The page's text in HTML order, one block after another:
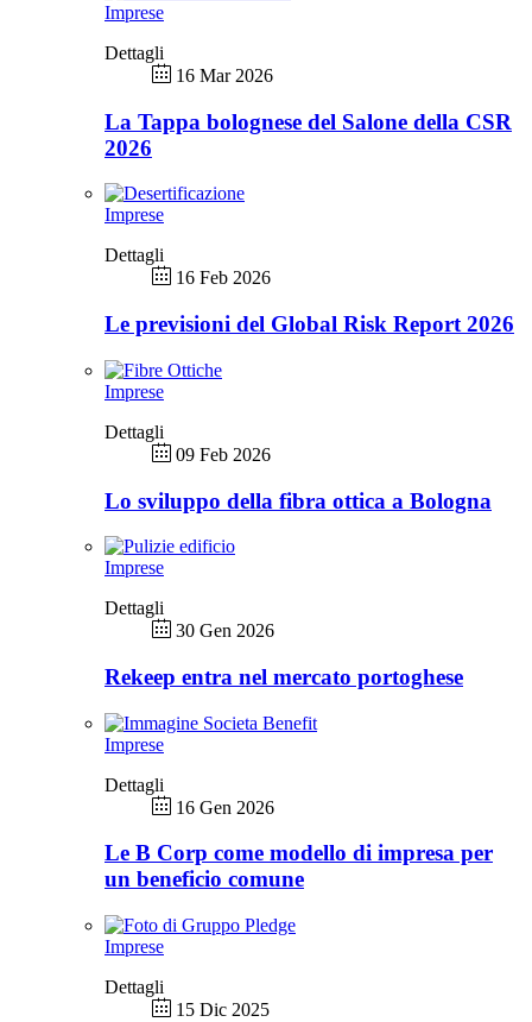
Imprese
Dettagli
16 Mar 2026
La Tappa bolognese del Salone della CSR
2026
Imprese
Dettagli
16 Feb 2026
Le previsioni del Global Risk Report 2026
Imprese
Dettagli
09 Feb 2026
Lo sviluppo della fibra ottica a Bologna
Imprese
Dettagli
30 Gen 2026
Rekeep entra nel mercato portoghese
Imprese
Dettagli
16 Gen 2026
Le B Corp come modello di impresa per
un beneficio comune
Imprese
Dettagli
15 Dic 2025